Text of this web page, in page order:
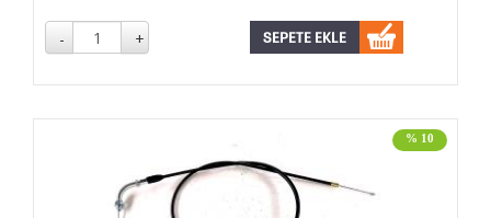
% 10